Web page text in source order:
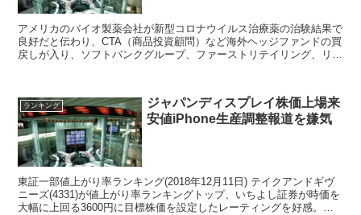
アメリカのバイオ製薬会社が新型コロナウイルス治療薬の治験結果で
良好だと伝わり、CTA（商品投資顧問）など海外ヘッジファンドの買
戻しが入り、ソフトバンクグループ、ファーストリテイリング、リク
ランキング
ジャパンディスプレイ株価上場来
安値iPhone生産調整報道を嫌気
東証一部値上がり率ランキング(2018年12月11日) テイクアンドギヴ
ニーズ(4331)が値上がり率ランキングトップ、いちよし証券が時価を
大幅に上回る3600円に目標株価を設定したレーティングを好感。ア